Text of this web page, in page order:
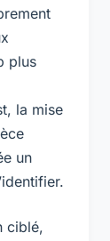
plus
la mise
un
ciblé,